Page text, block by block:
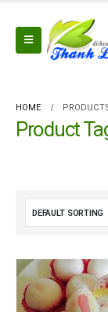
HOME
Product